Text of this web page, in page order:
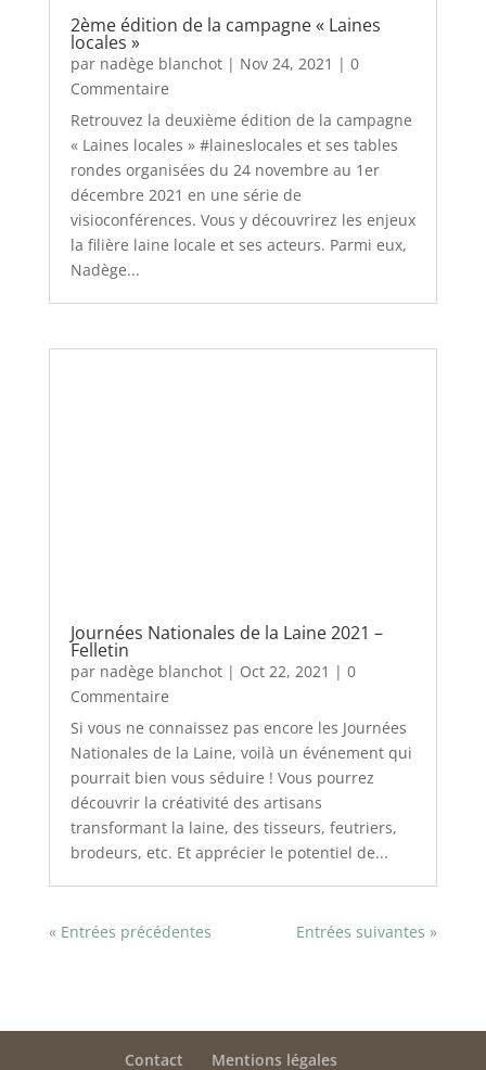
locales »
parnadège blanchot
Commentaire
« Laines locales » #laineslocales et ses tables
rondes organisées du 24 novembre au 1er
décembre 2021 en une série de
visioconférences. Vous y découvrirez les enjeux
la filière laine locale et ses acteurs. Parmi eux,
Nadège...
Felletin
parnadège blanchot| Oct 22, 2021 | 0
Commentaire
Si vous ne connaissez pas encore les Journées
Nationales de la Laine, voilà un événement qui
pourrait bien vous séduire ! Vous pourrez
découvrir la créativité des artisans
transformant la laine, des tisseurs, feutriers,
brodeurs, etc. Et apprécier le potentiel de...
Contact Mentions légales